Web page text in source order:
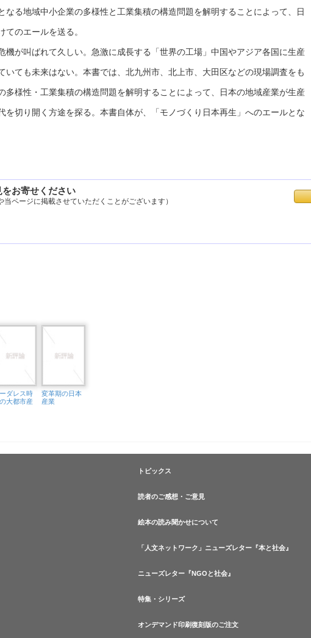
る地域中小企業の多様性と工業集積の構造問題を解明することによって、日
てのエールを送る。
が叫ばれて久しい。急激に成長する「世界の工場」中国やアジア各国に生産
いても未来はない。本書では、北九州市、北上市、大田区などの現場調査をも
多様性・工業集積の構造問題を解明することによって、日本の地域産業が生産
を切り開く方途を探る。本書自体が、「モノづくり日本再生」へのエールとな
お寄せください
当ページに掲載させていただくことがございます）
ダレス時
大都市産
変革期の日本
産業
トピックス
読者のご感想・ご意見
絵本の読み聞かせについて
「人文ネットワーク」ニューズレター『本と社会』
ニューズレター『NGOと社会』
特集・シリーズ
オンデマンド印刷復刻版のご注文